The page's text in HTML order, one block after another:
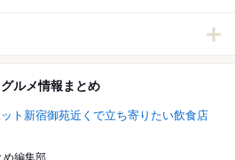
ルメ情報まとめ
ト新宿御苑近くで立ち寄りたい飲食店
め編集部